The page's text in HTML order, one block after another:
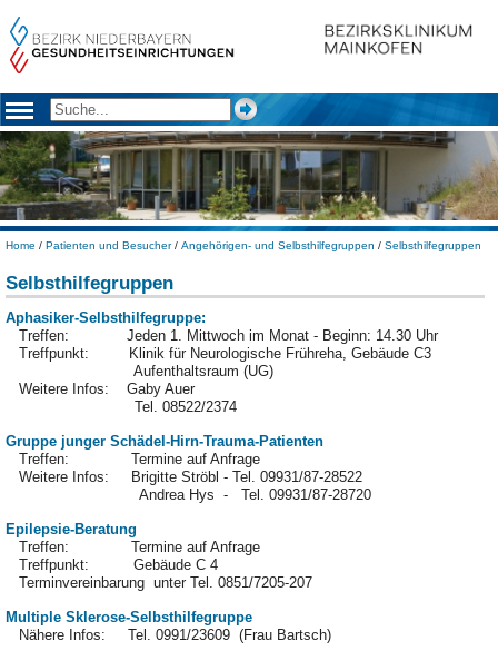
Home / Patienten und Besucher/ Angehörigen- und Selbsthilfegruppen / Selbsthilfegruppen
Selbsthilfegruppen
Aphasiker-Selbsthilfegruppe:
Treffen: Jeden 1. Mittwoch im Monat - Beginn: 14.30 Uhr
Treffpunkt: Klinik für Neurologische Frühreha, Gebäude C3
Aufenthaltsraum (UG)
Weitere Infos: Gaby Auer
Tel. 08522/2374
Gruppe junger Schädel-Hirn-Trauma-Patienten
Treffen: Termine auf Anfrage
Weitere Infos: Brigitte Ströbl - Tel. 09931/87-28522
Andrea Hys - Tel. 09931/87-28720
Epilepsie-Beratung
Treffen: Termine auf Anfrage
Treffpunkt: Gebäude C 4
Terminvereinbarung unter Tel. 0851/7205-207
Multiple Sklerose-Selbsthilfegruppe
Nähere Infos: Tel. 0991/23609 (Frau Bartsch)